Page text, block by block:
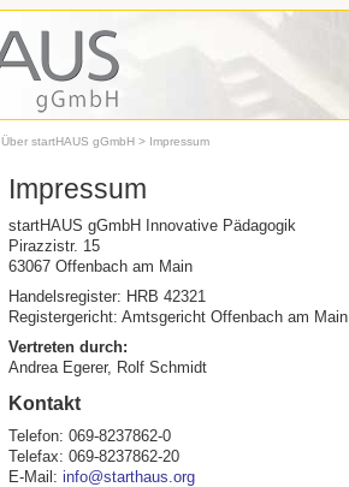
Über startHAUS gGmbH > Impressum
Impressum
startHAUS gGmbH Innovative Pädagogik
Pirazzistr. 15
63067 Offenbach am Main
Handelsregister: HRB 42321
Registergericht: Amtsgericht Offenbach am Main
Vertreten durch:
Andrea Egerer, Rolf Schmidt
Kontakt
Telefon: 069-8237862-0
Telefax: 069-8237862-20
E-Mail: info@starthaus.org